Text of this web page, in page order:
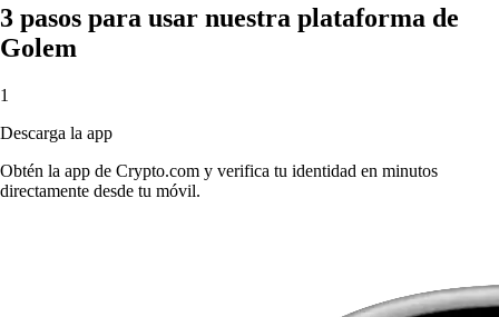
3 pasos para usar nuestra plataforma de
Golem
1
Descarga la app
Obtén la app de Crypto.com y verifica tu identidad en minutos
directamente desde tu móvil.